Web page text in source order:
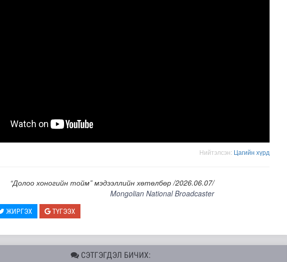
Нийтэлсэн: Цагийн хүрд
“Долоо хоногийн тойм” мэдээллийн хөтөлбөр /2026.06.07/
Mongolian National Broadcaster
ЖИРГЭХ ТҮГЭЭХ
СЭТГЭГДЭЛ БИЧИХ: